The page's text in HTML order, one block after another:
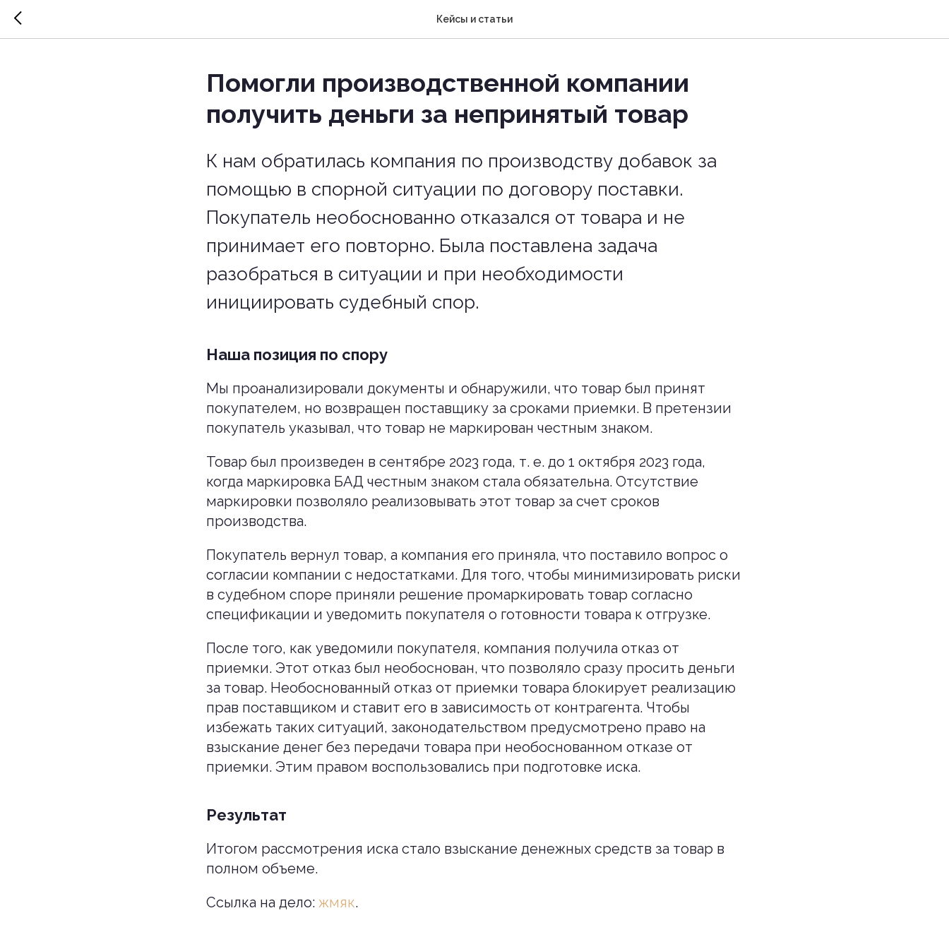
Кейсы и статьи
Помогли производственной компании
получить деньги за непринятый товар
К нам обратилась компания по производству добавок за
помощью в спорной ситуации по договору поставки.
Покупатель необоснованно отказался от товара и не
принимает его повторно. Была поставлена задача
разобраться в ситуации и при необходимости
инициировать судебный спор.
Наша позиция по спору
Мы проанализировали документы и обнаружили, что товар был принят
покупателем, но возвращен поставщику за сроками приемки. В претензии
покупатель указывал, что товар не маркирован честным знаком.
Товар был произведен в сентябре 2023 года, т. е. до 1 октября 2023 года,
когда маркировка БАД честным знаком стала обязательна. Отсутствие
маркировки позволяло реализовывать этот товар за счет сроков
производства.
Покупатель вернул товар, а компания его приняла, что поставило вопрос о
согласии компании с недостатками. Для того, чтобы минимизировать риски
в судебном споре приняли решение промаркировать товар согласно
спецификации и уведомить покупателя о готовности товара к отгрузке.
После того, как уведомили покупателя, компания получила отказ от
приемки. Этот отказ был необоснован, что позволяло сразу просить деньги
за товар. Необоснованный отказ от приемки товара блокирует реализацию
прав поставщиком и ставит его в зависимость от контрагента. Чтобы
избежать таких ситуаций, законодательством предусмотрено право на
взыскание денег без передачи товара при необоснованном отказе от
приемки. Этим правом воспользовались при подготовке иска.
Результат
Итогом рассмотрения иска стало взыскание денежных средств за товар в
полном объеме.
Ссылка на дело: жмяк.